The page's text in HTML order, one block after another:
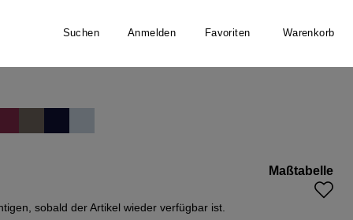
Suchen Anmelden Favoriten Warenkorb
verfügbar.)
Maßtabelle
sobald der Artikel wieder verfügbar ist.